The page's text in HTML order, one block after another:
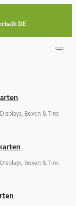
DE
Boxen & Tins
Boxen & Tins